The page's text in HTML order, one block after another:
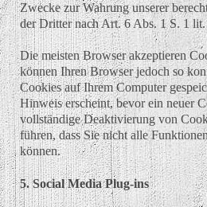
Zwecke zur Wahrung unserer
der Dritter nach Art. 6 Abs. 1 S. 1
Die meisten Browser akzeptieren
können Ihren Browser jedoch so
Cookies auf Ihrem Computer
Hinweis erscheint, bevor ein neuer
vollständige Deaktivierung von
führen, dass Sie nicht alle
können.
5. Social Media Plug-ins